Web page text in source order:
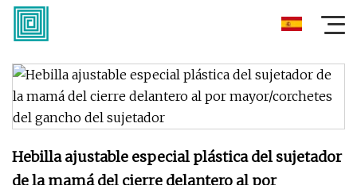
Hebilla ajustable especial plástica del sujetador
de la mamá del cierre delantero al por